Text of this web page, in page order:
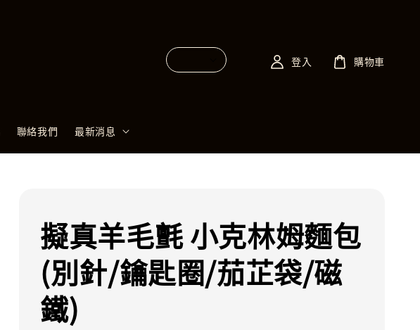
聯絡我們 最新消息
登入 購物車
擬真羊毛氈 小克林姆麵包
(別針/鑰匙圈/茄芷袋/磁
鐵)